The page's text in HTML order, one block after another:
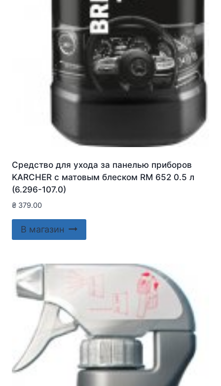
Средство для ухода за панелью приборов
KARCHER с матовым блеском RM 652 0.5 л
(6.296-107.0)
₴ 379.00
В магазин